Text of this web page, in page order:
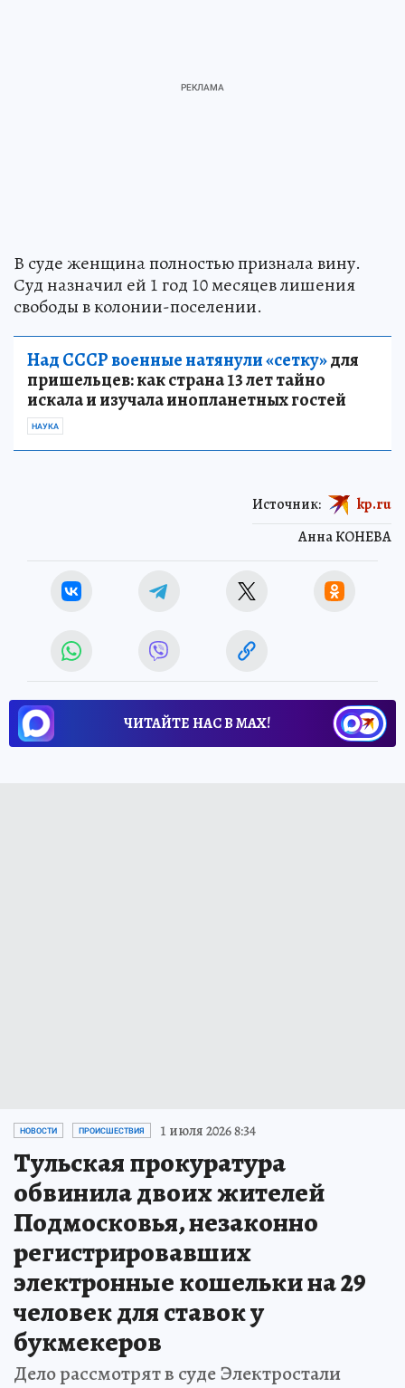
В суде женщина полностью признала вину.
Суд назначил ей 1 год 10 месяцев лишения
свободы в колонии-поселении.
Над СССР военные натянули «сетку»для
пришельцев: как страна 13 лет тайно
искала и изучала инопланетных гостей
НАУКА
Анна КОНЕВА
Источник: kp.ru
ЧИТАЙТЕ НАС В МАХ!
НОВОСТИ ПРОИСШЕСТВИЯ 1 июля 2026 8:34
Тульская прокуратура
обвинила двоих жителей
Подмосковья, незаконно
регистрировавших
электронные кошельки на 29
человек для ставок у
букмекеров
Дело рассмотрят в суде Электростали